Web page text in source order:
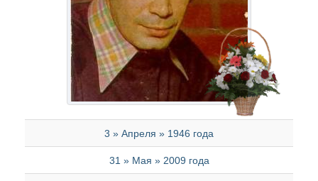
3 » Апреля » 1946 года
31 » Мая » 2009 года